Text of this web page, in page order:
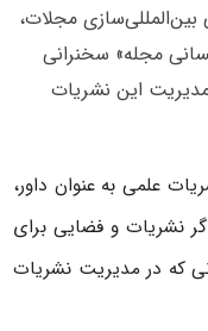
مجلات،
مجله» سخنرانی
این نشریات
علمی به عنوان داور،
نشریات و فضایی برای
که در مدیریت نشریات